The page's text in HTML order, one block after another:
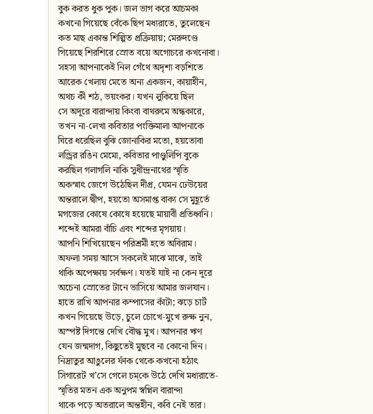
বুক করত ধুক পুক। জল ভাগ করে আচমকা
কখনো গিয়েছে বেঁকে ছিপ মধ্যরাতে, তুলেছেন
কত মাছ একান্ত শিল্পিত প্রক্রিয়ায়; মেরুদণ্ডে
গিয়েছে শিরশিরে স্রোত বয়ে অগোচরে কখনোবা।
সহসা আপনাকেই নিল গেঁথে অদৃশ্য বড়শিতে
আরেক খেলায় মেতে অন্য একজন, কায়াহীন,
অথচ কী শঠ, ভয়ংকর। যখন লুকিয়ে ছিল
সে অদূরে বারান্দায় কিংবা বাথরুমে অন্ধকারে,
তখন না-লেখা কবিতার পংক্তিমালা আপনাকে
ঘিরে ধরেছিল বুঝি জোনাকির মতো, হয়তোবা
লন্ড্রির রঙিন মেমো, কবিতার পাণ্ডুলিপি বুকে
করছিল গলাগলি নাকি সুধীন্দ্রনাথের স্মৃতি
অকস্মাৎ জেগে উঠেছিল দীপ্র, যেমন ঢেউয়ের
অন্তরালে দ্বীপ, হয়তো অসমাপ্ত বাক্য সে মুহূর্তে
মগজের কোষে কোষে হয়েছে মায়াবী প্রতিধ্বনি।
শব্দেই আমরা বাঁচি এবং শব্দের মৃগয়ায়।
আপনি শিখিয়েছেন পরিশ্রমী হতে অবিরাম।
অফলা সময় আসে সকলেই মাঝে মাঝে, তাই
থাকি অপেক্ষায় সর্বক্ষণ। যতই যাই না কেন দূরে
অচেনা স্রোতের টানে ভাসিয়ে আমার জলযান।
হাতে রাখি আপনার কম্পাসের কাঁটা; ঝড়ে চার্ট
কখন গিয়েছে উড়ে, চুলে চোখে-মুখে রুক্ষ নুন,
অস্পষ্ট দিগন্তে দেখি বৌদ্ধ মুখ। আপনার ঋণ
যেন জন্মদাগ, কিছুতেই মুছবে না কোনো দিন।
নিদ্রাতুর আঙুলের ফাঁক থেকে কখনো হঠাৎ
সিগারেট খ’সে গেলে চম্‌কে উঠে দেখি মধ্যরাতে-
স্মৃতির মতন এক অনুপম স্বপ্নিল বারান্দা
থাকে পড়ে অতরালে অন্তহীন, কবি নেই তার।